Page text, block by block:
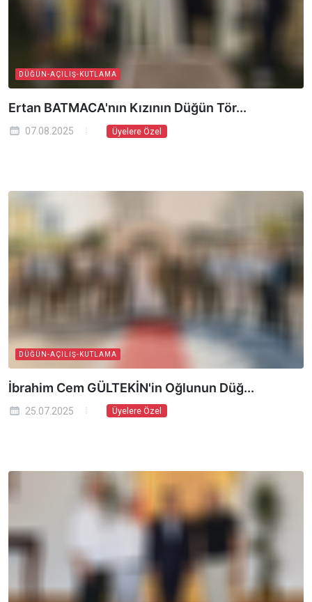
DÜĞÜN-AÇILIŞ-KUTLAMA
Ertan BATMACA'nın Kızının Düğün Tör...
07.08.2025 Üyelere Özel
DÜĞÜN-AÇILIŞ-KUTLAMA
İbrahim Cem GÜLTEKİN'in Oğlunun Düğ...
25.07.2025 Üyelere Özel